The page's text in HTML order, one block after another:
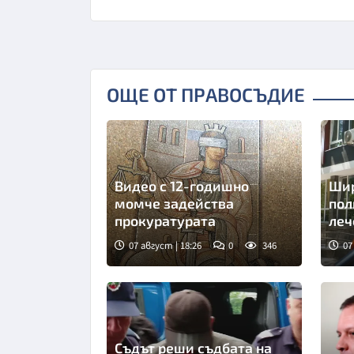
ОЩЕ ОТ ПРАВОСЪДИЕ
Видео с 12-годишно
момче задейства
прокуратурата
07 август | 18:26 0 346
Съдът реши съдбата на